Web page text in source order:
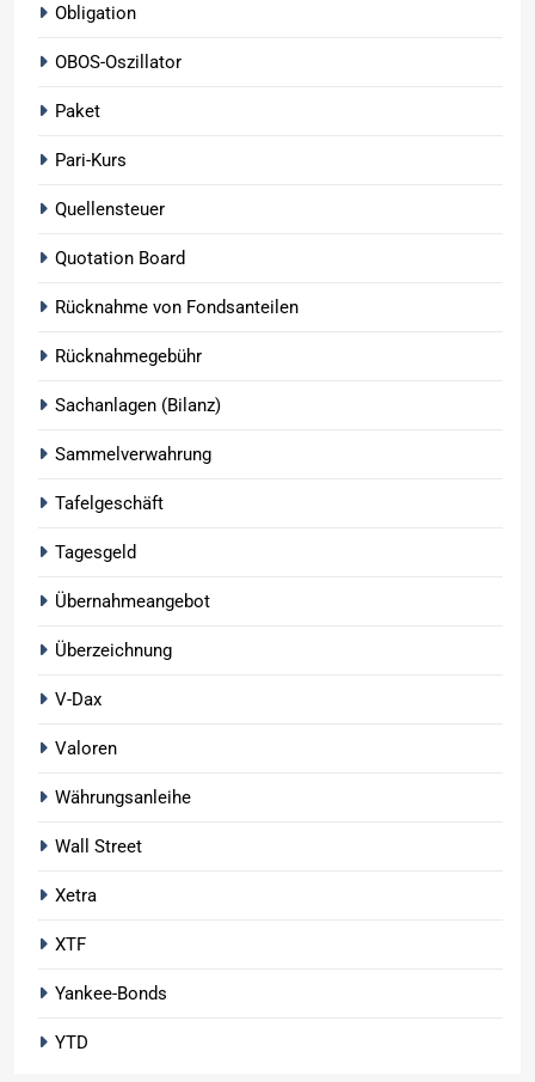
Obligation
OBOS-Oszillator
Paket
Pari-Kurs
Quellensteuer
Quotation Board
Rücknahme von Fondsanteilen
Rücknahmegebühr
Sachanlagen (Bilanz)
Sammelverwahrung
Tafelgeschäft
Tagesgeld
Übernahmeangebot
Überzeichnung
V-Dax
Valoren
Währungsanleihe
Wall Street
Xetra
XTF
Yankee-Bonds
YTD